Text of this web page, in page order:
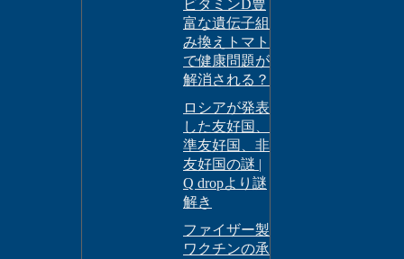
ビタミンD豊
富な遺伝子組
み換えトマト
で健康問題が
解消される？
ロシアが発表
した友好国、
準友好国、非
友好国の謎 |
Q dropより謎
解き
ファイザー製
ワクチンの承